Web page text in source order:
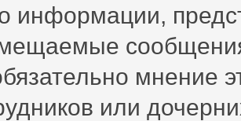
информации,
мнение
или